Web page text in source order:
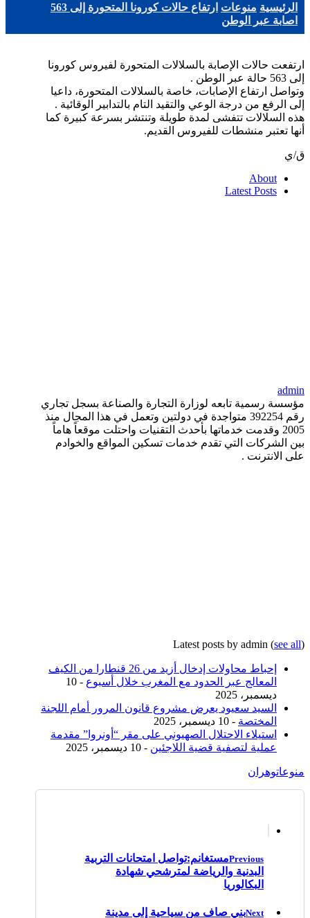
الرئيسية منوعات
ارتفاع حالات كورونا المتحورة إلى 563
اصابة عبر الوطن
ارتفعت حالات الإصابة بالسلالات المتحورة لفيروس كورونا
إلى 563 حالة عبر الوطن .
وتواصل ارتفاع الإصابات، خاصة بالسلالات المتحورة، داعيا
إلى الرفع من درجة الوعي والتقيد التام بالتدابير الوقائية .
هذه السلالات تتفشى لمدة طويلة وتنتشر بسرعة كبيرة كما
أنها تعتبر منشطات للفيروس القديم.
ق/ي
About
Latest Posts
admin
مؤسسة رسمية تابعه لوزارة التجارة والصناعة بسجل تجاري
رقم 392254 متواجدة في دولتين وتعمل في هذا المجال منذ
2005 وقدمت خدماتها بأحدث التقنيات واحتلت موقعاً هاماً
بين الشركات التي تقدم خدمات تسكين المواقع والخوادم
على الانترنت .
Latest posts by admin (see all)
إحباط محاولات إدخال أزيد من 26 قنطارا من الكيف
المعالج عبر الحدود مع المغرب خلال أسبوع
- 10
ديسمبر، 2025
السيد سعيود يعرض مشروع قانون المرور أمام اللجنة
المختصة - 10 ديسمبر، 2025
استيلاء الاحتلال الصهيوني على مقر “أونروا” مقدمة
عملية لتصفية قضية اللاجئين - 10 ديسمبر، 2025
منوعاتوهران
Previousمستغانم:تواصل امتحانات التربية
البدنية والرياضة لمترشحي شهادة
البكالوريا
Nextبني صاف من سياحية إلى مدينة